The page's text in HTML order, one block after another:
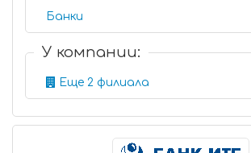
Банки
У компании:
Еще 2 филиала